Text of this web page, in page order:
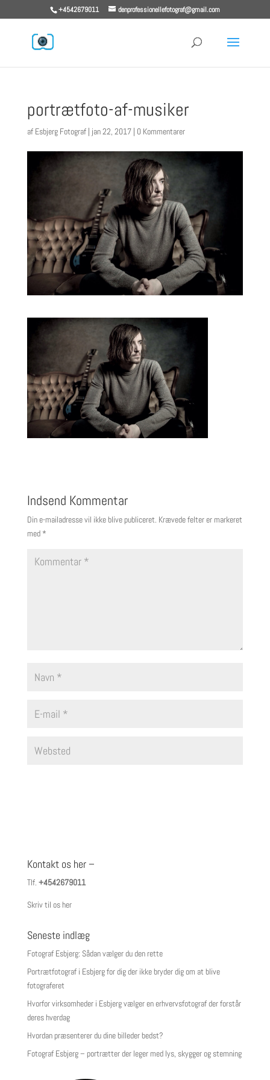
+4542679011 denprofessionellefotograf@gmail.com
portrætfoto-af-musiker
af Esbjerg Fotograf| jan 22, 2017| 0 Kommentarer
Indsend Kommentar
Din e-mailadresse vil ikke blive publiceret. Krævede felter er markeret
med *
Kontakt os her –
Tlf. +4542679011
Skriv til os her
Seneste indlæg
Fotograf Esbjerg: Sådan vælger du den rette
Portrætfotograf i Esbjerg for dig der ikke bryder dig om at blive
fotograferet
Hvorfor virksomheder i Esbjerg vælger en erhvervsfotograf der forstår
deres hverdag
Hvordan præsenterer du dine billeder bedst?
Fotograf Esbjerg – portrætter der leger med lys, skygger og stemning